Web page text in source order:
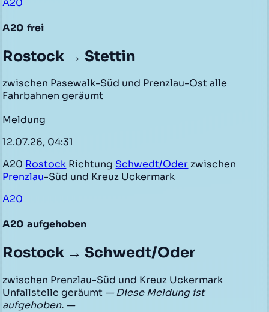
A20
A20 frei
Rostock → Stettin
zwischen Pasewalk-Süd und Prenzlau-Ost alle
Fahrbahnen geräumt
Meldung
12.07.26, 04:31
A20 Rostock Richtung Schwedt/Oder zwischen
Prenzlau-Süd und Kreuz Uckermark
A20
A20 aufgehoben
Rostock → Schwedt/Oder
zwischen Prenzlau-Süd und Kreuz Uckermark
Unfallstelle geräumt — Diese Meldung ist
aufgehoben. —